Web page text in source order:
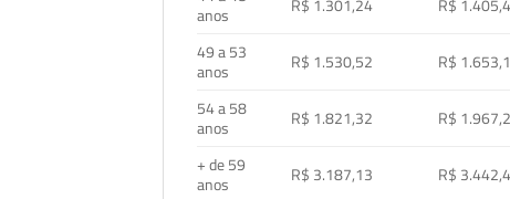
anos
R$ 1.301,24 R$
49 a 53
anos
R$ 1.530,52 R$
54 a 58
anos
R$ 1.821,32 R$
+ de 59
anos
R$ 3.187,13 R$